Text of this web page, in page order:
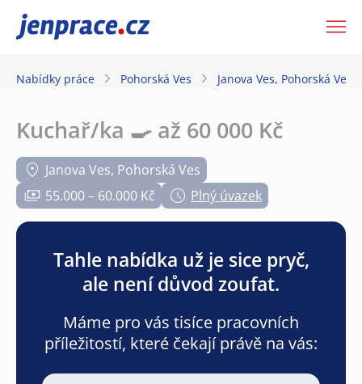
JenPráce.cz
Nabídky práce Pohorská Ves Janova Ves, Pohorská Ves
Kuchař/ka 🍳 až 60 000 Kč
Janova Ves, Pohorská Ves
55.000 – 60.000 Kč
Plný úvazek
Tahle nabídka už je sice pryč,
ale není důvod zoufat.
Máme pro vás tisíce pracovních
příležitostí, které čekají právě na vás: